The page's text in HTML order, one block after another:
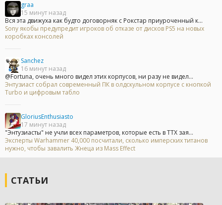
graa
15 минут назад
Вся эта движуха как будто договорняк с Рокстар приуроченный к...
Sony якобы предупредит игроков об отказе от дисков PS5 на новых
коробках консолей
Sanchez
16 минут назад
@Fortuna, очень много видел этих корпусов, ни разу не видел...
Энтузиаст собрал современный ПК в олдскульном корпусе с кнопкой
Turbo и цифровым табло
GloriusEnthusiasto
17 минут назад
"Энтузиасты" не учли всех параметров, которые есть в ТТХ зая...
Эксперты Warhammer 40,000 посчитали, сколько имперских титанов
нужно, чтобы завалить Жнеца из Mass Effect
СТАТЬИ